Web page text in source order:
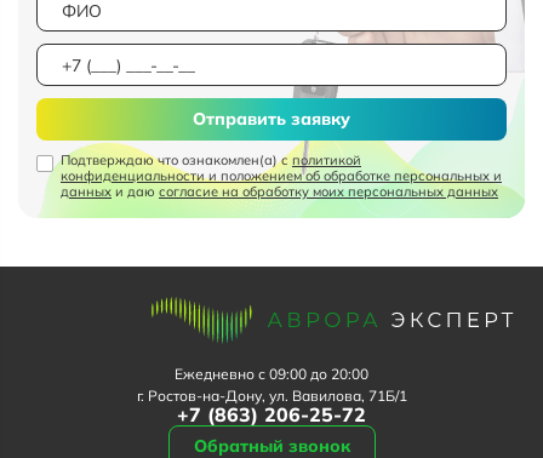
Подтверждаю что ознакомлен(а) с политикой
конфиденциальности и положением об обработке персональных и
данных и даю согласие на обработку моих персональных данных
Отправить заявку
Ежедневно с 09:00 до 20:00
г. Ростов-на-Дону, ул. Вавилова, 71Б/1
+7 (863) 206-25-72
Обратный звонок